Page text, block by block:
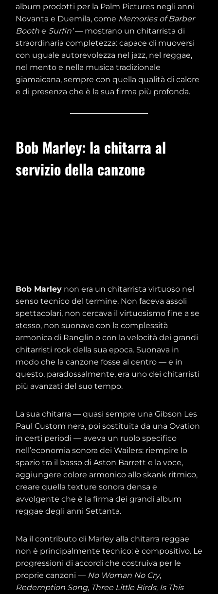
album prodotti per la Palm Pictures negli anni
Novanta e Duemila, come Memories of Barber
Booth e Surfin’— mostrano un chitarrista di
straordinaria completezza: capace di muoversi
con uguale autorevolezza nel jazz, nel reggae,
nel mento e nella musica tradizionale
giamaicana, sempre con quella qualità di calore
e di presenza che è la sua firma più profonda.
Bob Marley: la chitarra al
servizio della canzone
Bob Marley non era un chitarrista virtuoso nel
senso tecnico del termine. Non faceva assoli
spettacolari, non cercava il virtuosismo fine a se
stesso, non suonava con la complessità
armonica di Ranglin o con la velocità dei grandi
chitarristi rock della sua epoca. Suonava in
modo che la canzone fosse al centro — e in
questo, paradossalmente, era uno dei chitarristi
più avanzati del suo tempo.
La sua chitarra — quasi sempre una Gibson Les
Paul Custom nera, poi sostituita da una Ovation
in certi periodi — aveva un ruolo specifico
nell’economia sonora dei Wailers: riempire lo
spazio tra il basso di Aston Barrett e la voce,
aggiungere colore armonico allo skank ritmico,
creare quella texture sonora densa e
avvolgente che è la firma dei grandi album
reggae degli anni Settanta.
Ma il contributo di Marley alla chitarra reggae
non è principalmente tecnico: è compositivo. Le
progressioni di accordi che costruiva per le
proprie canzoni — No Woman No Cry,
Redemption Song, Three Little Birds, Is This